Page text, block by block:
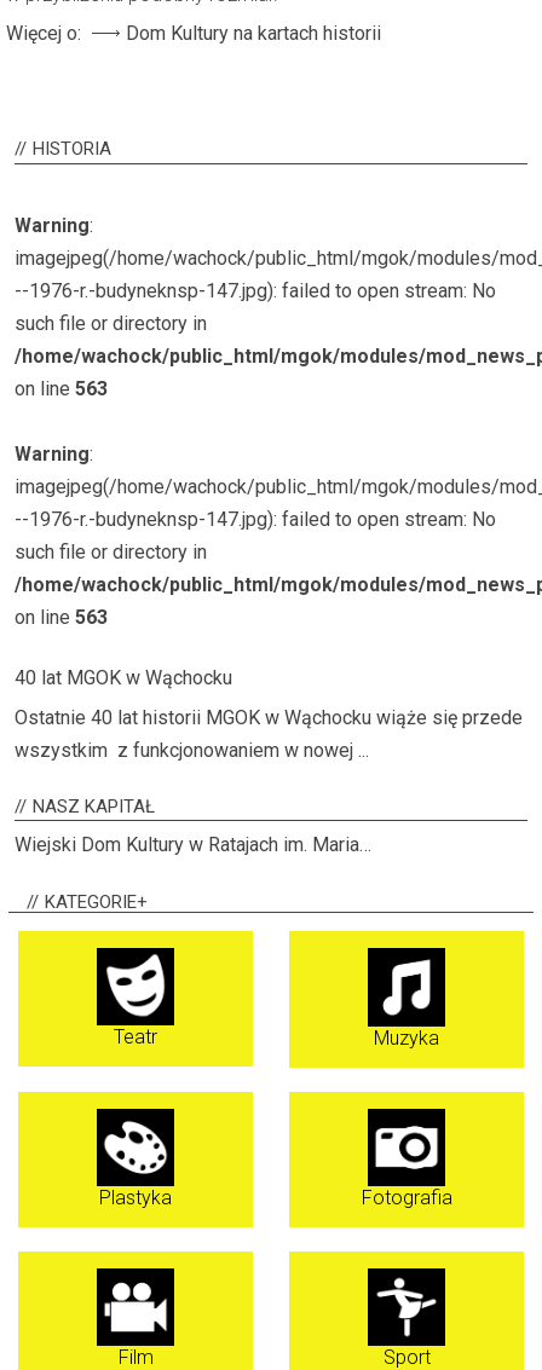
Więcej o:
Dom Kultury na kartach historii
HISTORIA
Warning:
imagejpeg(/home/wachock/public_html/mgok/modules/
--1976-r.-budyneknsp-147.jpg): failed to open stream: No
such file or directory in
/home/wachock/public_html/mgok/modules/
on line 563
Warning:
imagejpeg(/home/wachock/public_html/mgok/modules/
--1976-r.-budyneknsp-147.jpg): failed to open stream: No
such file or directory in
/home/wachock/public_html/mgok/modules/
on line 563
40 lat MGOK w Wąchocku
Ostatnie 40 lat historii MGOK w Wąchocku wiąże się przede
wszystkim z funkcjonowaniem w nowej ...
NASZ KAPITAŁ
Wiejski Dom Kultury w Ratajach im. Maria…
KATEGORIE+
Teatr Muzyka
Plastyka Fotografia
Film Sport